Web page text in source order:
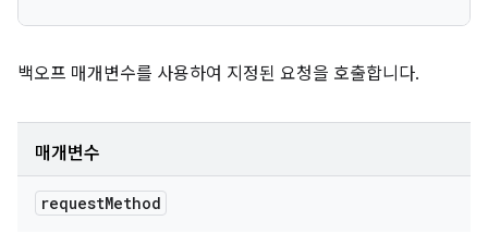
백오프 매개변수를 사용하여 지정된 요청을 호출합니다.
매개변수
requestMethod